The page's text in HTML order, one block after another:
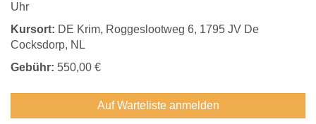
Uhr
Kursort: DE Krim, Roggeslootweg 6, 1795 JV De
Cocksdorp, NL
Gebühr: 550,00 €
Auf Warteliste anmelden